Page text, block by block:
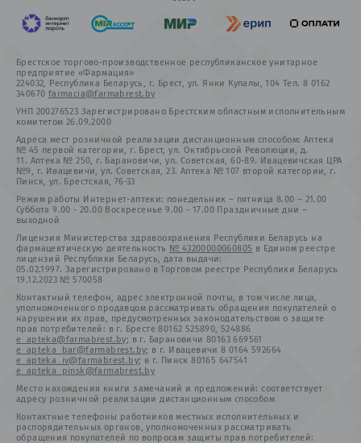
Брестское торгово-производственное республиканское унитарное
предприятие «Фармация»
224032, Республика Беларусь, г. Брест, ул. Янки Купалы, 104 Тел. 8 0162
340670 farmacia@farmabrest.by
УНП 200276523 Зарегистрировано Брестским областным исполнительным
комитетом 26.09.2000
Адреса мест розничной реализации дистанционным способом: Аптека
№ 45 первой категории, г. Брест, ул. Октябрьской Революции, д.
11. Аптека № 250, г. Барановичи, ул. Советская, 60-89. Ивацевичская ЦРА
№9, г. Ивацевичи, ул. Советская, 23. Аптека № 107 второй категории, г.
Пинск, ул. Брестская, 76-33
Режим работы Интернет-аптеки: понедельник – пятница 8.00 – 21.00
Суббота 9.00 - 20.00 Воскресенье 9.00 - 17.00 Праздничные дни –
выходной
Лицензия Министерства здравоохранения Республики Беларусь на
фармацевтическую деятельность № 43200000060805 в Едином реестре
лицензий Республики Беларусь, дата выдачи:
05.02.1997. Зарегистрировано в Торговом реестре Республики Беларусь
19.12.2023 № 570058
Контактный телефон, адрес электронной почты, в том числе лица,
уполномоченного продавцом рассматривать обращения покупателей о
нарушении их прав, предусмотренных законодательством о защите
прав потребителей: в г. Бресте 80162 525890, 524886
e_apteka@farmabrest.by; в г. Барановичи 80163 669561
e_apteka_bar@farmabrest.by; в г. Ивацевичи 8 0164 592664
e_apteka_iv@farmabrest.by; в г. Пинск 80165 647541
e_apteka_pinsk@farmabrest.by
Место нахождения книги замечаний и предложений: соответствует
адресу розничной реализации дистанционным способом
Контактные телефоны работников местных исполнительных и
распорядительных органов, уполномоченных рассматривать
обращения покупателей по вопросам защиты прав потребителей: